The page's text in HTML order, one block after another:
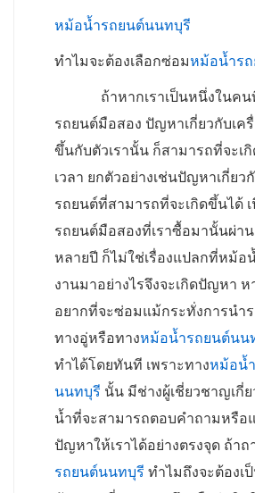
หม้อน้ำรถยนต์นนทบุรี
ทำไมจะต้องเลือกซ่อมหม้อน้ำร
ถ้าหากเราเป็นหนึ่งในคน
รถยนต์มือสอง ปัญหาเกี่ยวกับเค
ขึ้นกับตัวเรานั้น ก็สามารถที่จะเ
เวลา ยกตัวอย่างเช่นปัญหาเกี่ย
รถยนต์ที่สามารถที่จะเกิดขึ้นได้
รถยนต์มือสองที่เราซื้อมานั้นผ่า
หลายปี ก็ไม่ใช่เรื่องแปลกที่หม้อ
งานมาอย่างไรจึงจะเกิดปัญหา
อยากที่จะซ่อมแม้กระทั่งการนำร
ทางอู่หรือทางหม้อน้ำรถยนต์นน
ทำได้โดยทันที เพราะทางหม้อน้
นนทบุรี นั้น มีช่างผู้เชี่ยวชาญเกี่
น้ำที่จะสามารถตอบคำถามหรือ
ปัญหาให้เราได้อย่างตรงจุด ถ้าถ
รถยนต์นนทบุรี ทำไมถึงจะต้องเ